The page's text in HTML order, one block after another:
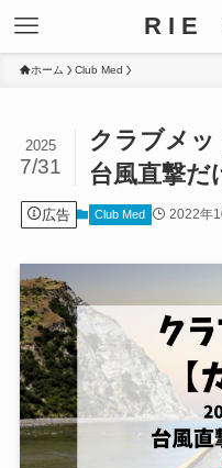
R I E
ホーム Club Med
クラブメッ
台風直撃だ
2025
7/31
広告 Club Med 2022年